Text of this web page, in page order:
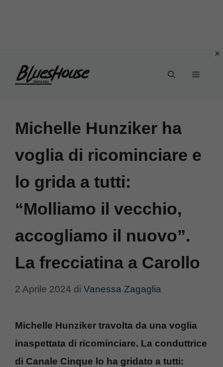
Menu
Michelle Hunziker ha
voglia di ricominciare e
lo grida a tutti:
“Molliamo il vecchio,
accogliamo il nuovo”.
La frecciatina a Carollo
2 Aprile 2024 di Vanessa Zagaglia
Michelle Hunziker travolta da una voglia
inaspettata di ricominciare. La conduttrice
di Canale Cinque lo ha gridato a tutti: